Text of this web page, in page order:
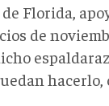
Florida,
de
hacerlo,